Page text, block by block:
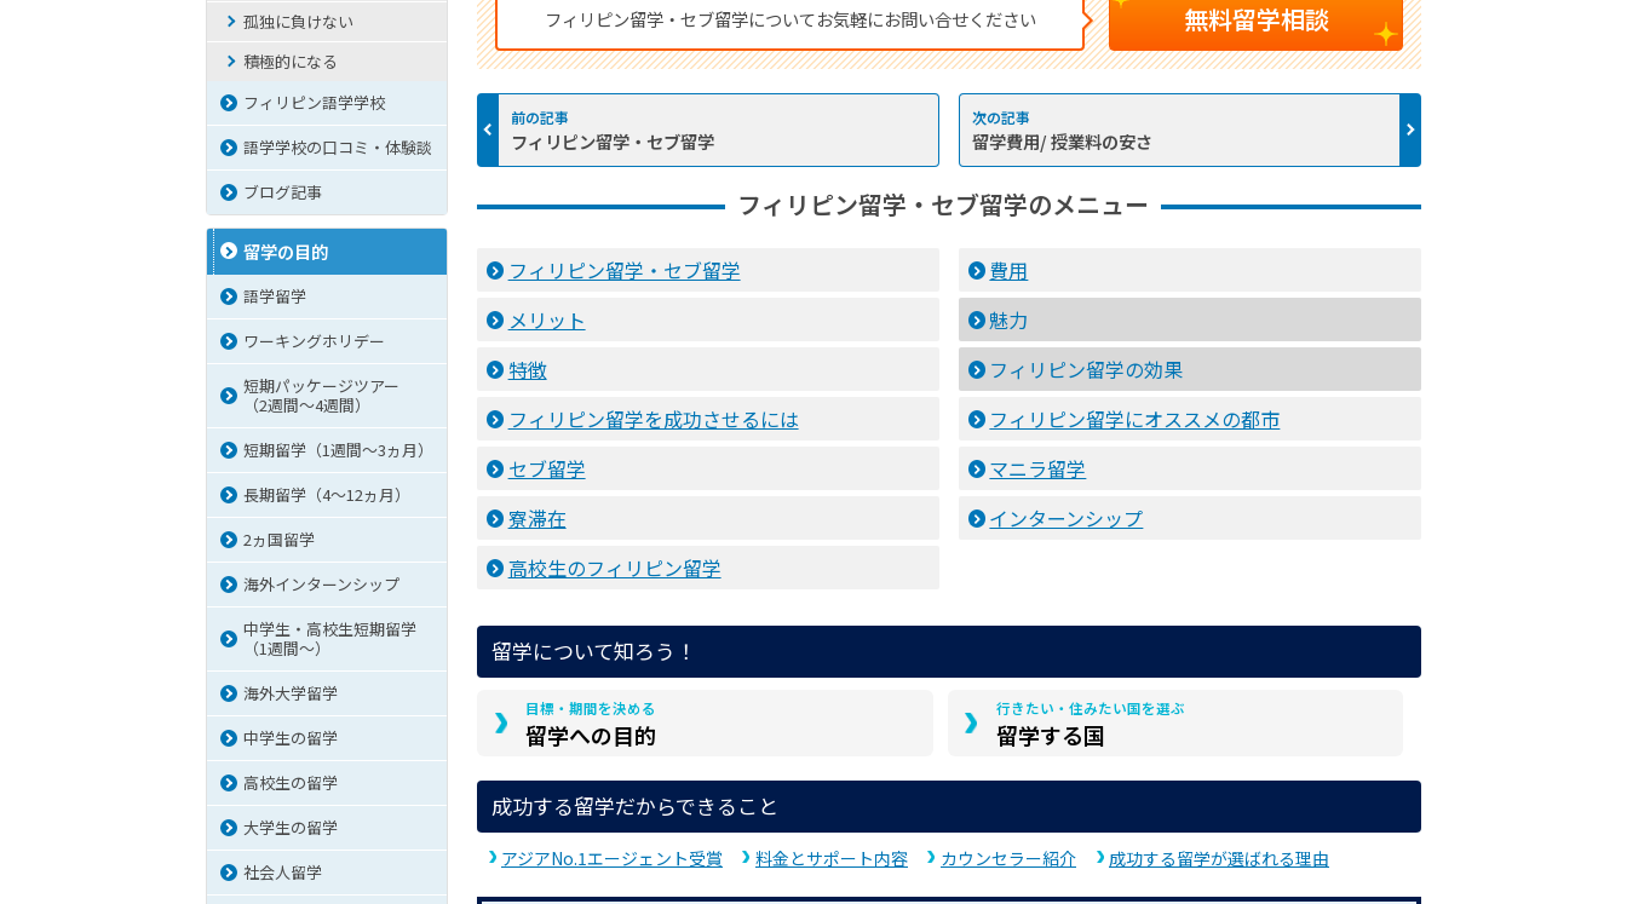
フィリピン留学・セブ留学についてお気軽にお問い合せください 無料留学相談
フィリピン留学・セブ留学 留学費用/ 授業料の安さ
フィリピン留学・セブ留学のメニュー
フィリピン留学・セブ留学
費用
メリット
魅力
特徴
フィリピン留学の効果
フィリピン留学を成功させるには
フィリピン留学にオススメの都市
セブ留学
マニラ留学
寮滞在
インターンシップ
高校生のフィリピン留学
留学について知ろう！
目標・期間を決める
留学への目的
行きたい・住みたい国を選ぶ
留学する国
成功する留学だからできること
アジアNo.1エージェント受賞 料金とサポート内容 カウンセラー紹介 成功する留学が選ばれる理由
孤独に負けない
積極的になる
フィリピン語学学校
語学学校の口コミ・体験談
ブログ記事
留学の目的
語学留学
ワーキングホリデー
短期パッケージツアー
（2週間～4週間）
短期留学（1週間～3ヵ月）
長期留学（4～12ヵ月）
2ヵ国留学
海外インターンシップ
中学生・高校生短期留学
（1週間〜）
海外大学留学
中学生の留学
高校生の留学
大学生の留学
社会人留学